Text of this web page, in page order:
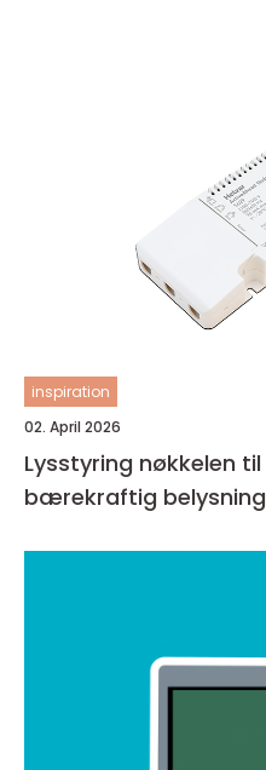
inspiration
02. April 2026
Lysstyring nøkkelen til smartere og mer
bærekraftig belysning